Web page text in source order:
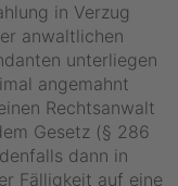
in Verzug
anwaltlichen
unterliegen
angemahnt
Rechtsanwalt
Gesetz (§ 286
dann in
Fälligkeit auf eine